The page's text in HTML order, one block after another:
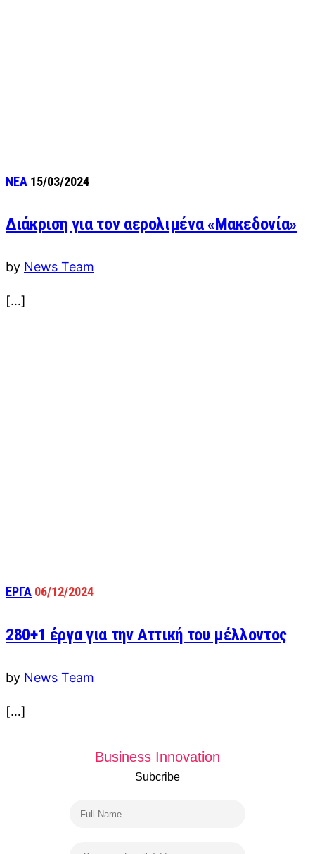
ΝΕΑ 15/03/2024
Διάκριση για τον αερολιμένα «Μακεδονία»
by News Team
[…]
ΕΡΓΑ 06/12/2024
280+1 έργα για την Αττική του μέλλοντος
by News Team
[…]
Business Innovation
Subcribe